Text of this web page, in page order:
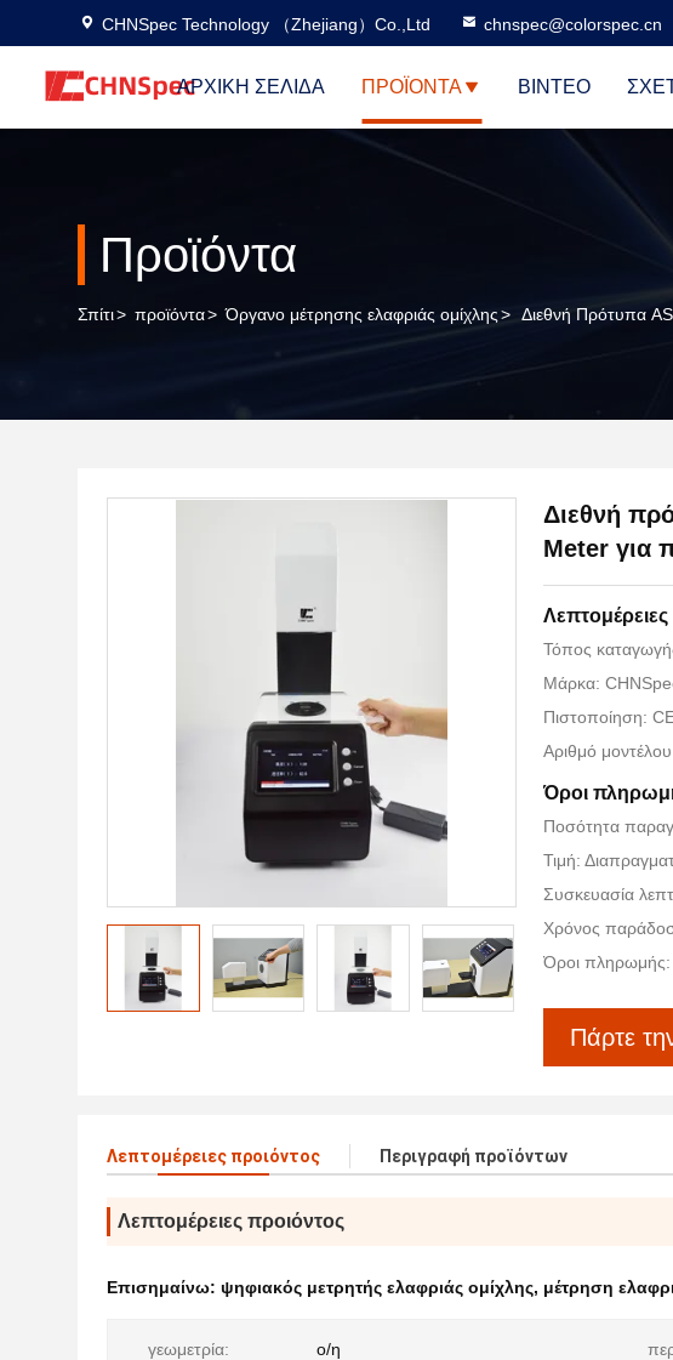
CHNSpec Technology （Zhejiang）Co.,Ltd chnspec@colorspec.cn
ΑΡΧΙΚΉ ΣΕΛΊΔΑ ΠΡΟΪΌΝΤΑ ΒΊΝΤΕΟ
Προϊόντα
Σπίτι> προϊόντα> Όργανο μέτρησης ελαφριάς ομίχλης> Διεθνή Πρότυπα
Διεθνή
Meter για
Τόπος
Μάρκα:
Πιστοποίηση:
Αριθμό
Όροι
Ποσότητα
Τιμή:
Συσκευασία
Χρόνος
Όροι πληρωμής:
Πάρτε
Λεπτομέρειες προιόντος Περιγραφή προϊόντων
Λεπτομέρειες προιόντος
Επισημαίνω: ψηφιακός μετρητής ελαφριάς ομίχλης, μέτρηση
γεωμετρία: ο/η